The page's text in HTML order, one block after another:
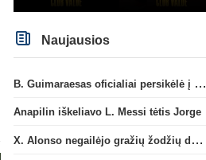
Naujausios
B. Guimaraesas oficialiai persikėlė į „Arsenal“ klubą
Anapilin iškeliavo L. Messi tėtis Jorge
X. Alonso negailėjo gražių žodžių dabartiniam savo klubui „Chelsea“